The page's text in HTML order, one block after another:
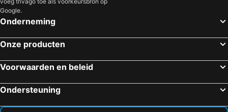
Hotels in Bretagne
Hotels in Sicilië
Google.
Onderneming
Onze producten
Voorwaarden en beleid
Ondersteuning